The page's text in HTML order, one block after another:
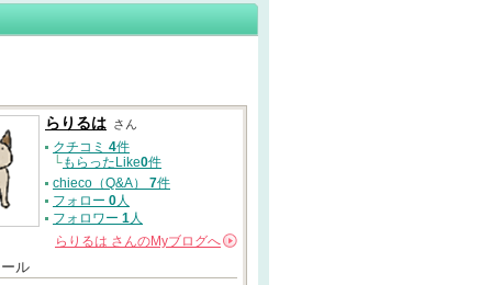
らりるは さん
クチコミ 4件
└もらったLike0件
chieco（Q&A） 7件
フォロー 0人
フォロワー 1人
らりるは さんのMyブログへ
ル